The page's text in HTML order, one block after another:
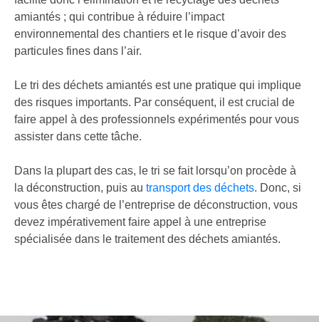
amiantés ; qui contribue à réduire l’impact
environnemental des chantiers et le risque d’avoir des
particules fines dans l’air.
Le tri des déchets amiantés est une pratique qui implique
des risques importants. Par conséquent, il est crucial de
faire appel à des professionnels expérimentés pour vous
assister dans cette tâche.
Dans la plupart des cas, le tri se fait lorsqu’on procède à
la déconstruction, puis au transport des déchets. Donc, si
vous êtes chargé de l’entreprise de déconstruction, vous
devez impérativement faire appel à une entreprise
spécialisée dans le traitement des déchets amiantés.